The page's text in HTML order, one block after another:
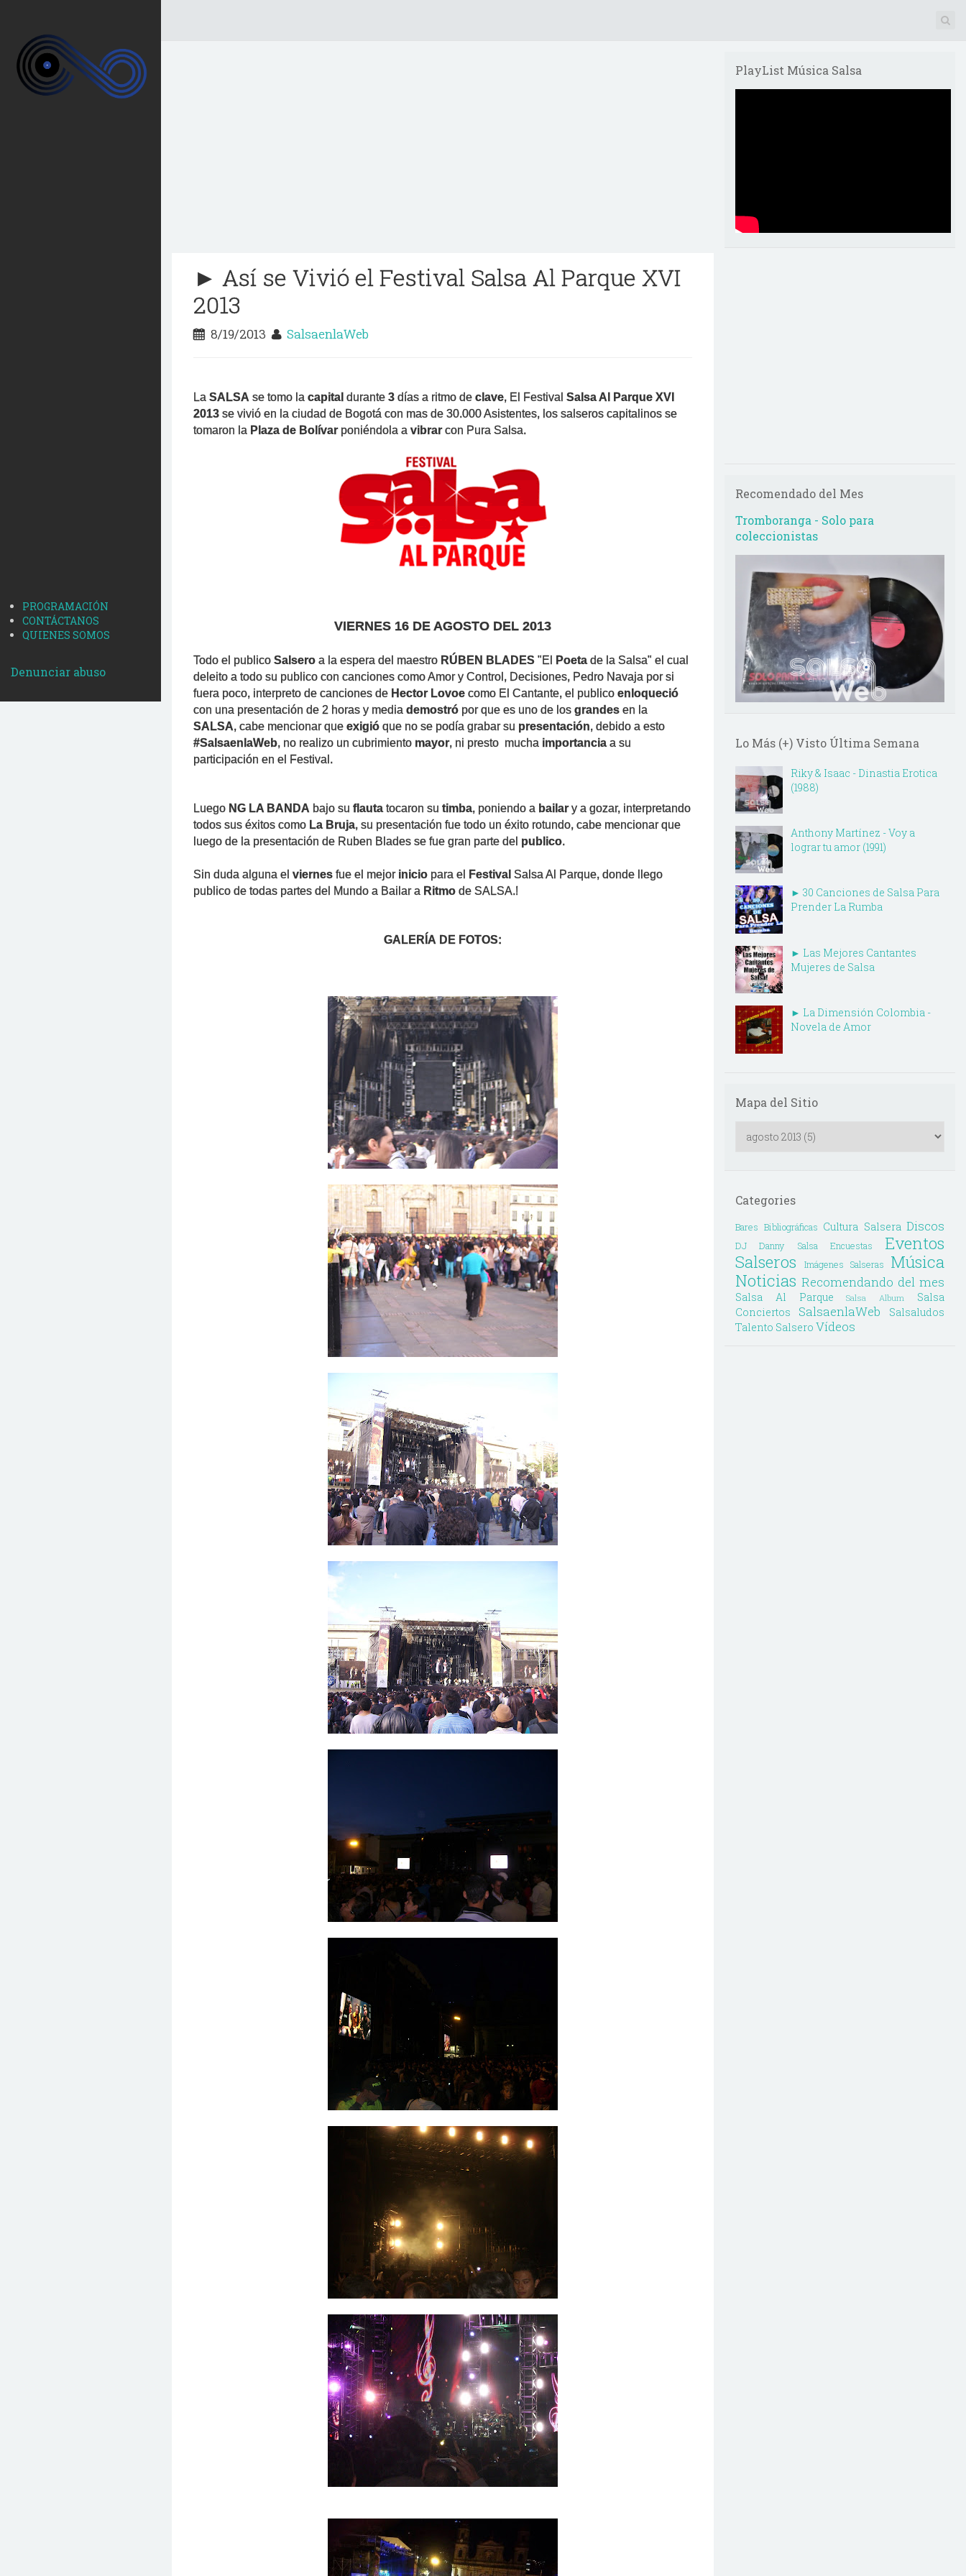
PROGRAMACIÓN
CONTÁCTANOS
QUIENES SOMOS
Denunciar abuso
► Así se Vivió el Festival Salsa Al Parque XVI
2013
8/19/2013 SalsaenlaWeb
La SALSA se tomo la capital durante 3 días a ritmo de clave, El Festival Salsa Al Parque XVI
2013 se vivió en la ciudad de Bogotá con mas de 30.000 Asistentes, los salseros capitalinos se
tomaron la Plaza de Bolívar poniéndola a vibrarcon Pura Salsa.
VIERNES 16 DE AGOSTO DEL 2013
Todo el publico Salsero a la espera del maestro RÚBEN BLADES "El Poetade la Salsa" el cual
deleito a todo su publico con canciones como Amor y Control, Decisiones, Pedro Navaja por si
fuera poco, interpreto de canciones de Hector Lovoe como El Cantante, el publico enloqueció
con una presentación de 2 horas y media demostró por que es uno de los grandes en la
SALSA, cabe mencionar que exigió que no se podía grabar su presentación, debido a esto
#SalsaenlaWeb, no realizo un cubrimiento mayor, ni presto mucha importanciaa su
participación en el Festival.
Luego NG LA BANDA bajo su flautatocaron su timba, poniendo a bailary a gozar, interpretando
todos sus éxitos como La Bruja, su presentación fue todo un éxito rotundo, cabe mencionar que
luego de la presentación de Ruben Blades se fue gran parte del publico.
Sin duda alguna el viernes fue el mejorinicio para el Festival Salsa Al Parque, donde llego
publico de todas partes del Mundo a Bailar a Ritmo de SALSA.!
GALERÍA DE FOTOS:
PlayList Música Salsa
Recomendado del Mes
Tromboranga - Solo para
coleccionistas
Lo Más (+) Visto Última Semana
Riky & Isaac - Dinastia Erotica
(1988)
Anthony Martínez - Voy a
lograr tu amor (1991)
► 30 Canciones de Salsa Para
Prender La Rumba
► Las Mejores Cantantes
Mujeres de Salsa
► La Dimensión Colombia -
Novela de Amor
Mapa del Sitio
Categories
Bares Bibliográficas Cultura Salsera Discos
DJ Danny Salsa Encuestas
Eventos
Salseros
Imágenes Salseras
Música
Noticias Recomendando del mes
Salsa Al Parque Salsa Album
Salsa
Conciertos
SalsaenlaWeb
Salsaludos
Talento Salsero Vídeos